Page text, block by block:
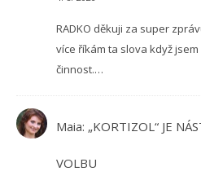
RADKO děkuji za super
více říkám ta slova když
činnost.…
Maia: „KORTIZOL“ JE
VOLBU